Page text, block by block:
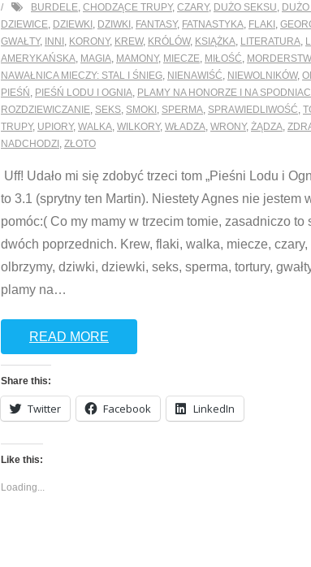
BURDELE CHODZĄCE TRUPY, CZARY, DUŻO SEKSU
DZIEWICE DZIEWKI DZIWKI FANTASY, FATNASTYKA FLAKI
GWAŁTY, INNI KORONY, KREW, KRÓLÓW, KSIĄŻKA LITERATURA
AMERYKAŃSKA MAGIA MAMONY, MIECZE MIŁOŚĆ
NAWAŁNICA MIECZY: STAL I ŚNIEG NIENAWIŚĆ NIEWOLNIKÓW,
PIEŚŃ PIEŚŃ LODU I OGNIA PLAMY NA HONORZE I NA
ROZDZIEWICZANIE SEKS SMOKI SPERMA SPRAWIEDLIWOŚĆ
TRUPY, UPIORY, WALKA WILKORY, WŁADZA WRONY, ŻĄDZA
NADCHODZI ZŁOTO
Uff! Udało mi się zdobyć trzeci tom „Pieśni Lodu i
to 3.1 (sprytny ten Martin). Niestety Agnes nie jestem
pomóc:( Co my mamy w trzecim tomie, zasadniczo to
dwóch poprzednich. Krew, flaki, walka, miecze,
olbrzymy, dziwki, dziewki, seks, sperma, tortury,
plamy na…
READ MORE
Share this:
Twitter Facebook LinkedIn
Like this:
Loading...